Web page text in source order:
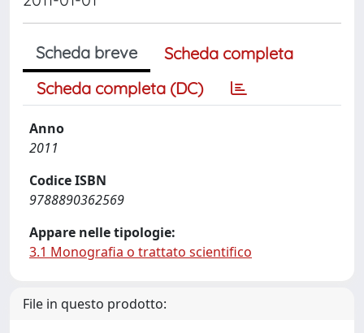
Scheda breve
Scheda completa
Scheda completa (DC)
Anno
2011
Codice ISBN
9788890362569
Appare nelle tipologie:
3.1 Monografia o trattato scientifico
File in questo prodotto: